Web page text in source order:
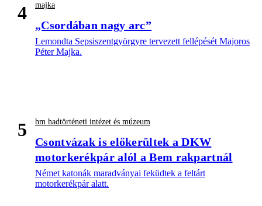
4 majka
„Csordában nagy arc”
Lemondta Sepsiszentgyörgyre tervezett fellépését Majoros
Péter Majka.
5 hm hadtörténeti intézet és múzeum
Csontvázak is előkerültek a DKW
motorkerékpár alól a Bem rakpartnál
Német katonák maradványai feküdtek a feltárt
motorkerékpár alatt.